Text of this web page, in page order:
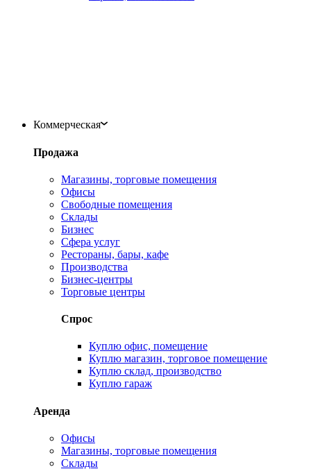
Коммерческая
Продажа
Магазины, торговые помещения
Офисы
Свободные помещения
Склады
Бизнес
Сфера услуг
Рестораны, бары, кафе
Производства
Бизнес-центры
Торговые центры
Спрос
Куплю офис, помещение
Куплю магазин, торговое помещение
Куплю склад, производство
Куплю гараж
Аренда
Офисы
Магазины, торговые помещения
Склады